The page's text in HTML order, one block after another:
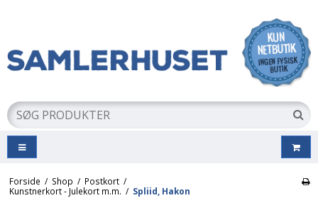
Forside / Shop / Postkort /
Kunstnerkort - Julekort m.m. / Spliid, Hakon